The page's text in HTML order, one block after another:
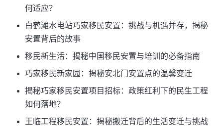
何适应？
白鹤滩水电站巧家移民安置：挑战与机遇并存，揭秘
安置背后的故事
移民新生活：揭秘中国移民安置与培训的必备指南
巧家移民新家园：揭秘安北门安置点的温馨变迁
揭秘巧家移民安置项目招标：政策红利下的民生工程
如何落地？
王临工程移民安置：揭秘搬迁背后的生活变迁与挑战